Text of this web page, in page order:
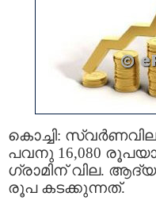
കൊച്ചി:
പവനു 16,080
ഗ്രാമിന് വില.
രൂപ കടക്കുന്നത്.